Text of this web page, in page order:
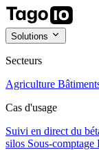
Solutions
Secteurs
Agriculture
Cas d'usage
Suivi en direct du
silos Sous-comptage